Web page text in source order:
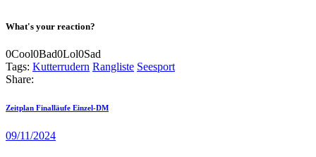
What's your reaction?
0Cool0Bad0Lol0Sad
Tags: Kutterrudern Rangliste Seesport
Share:
Beitragsnavigation
Previous
Zeitplan Finalläufe Einzel-DM
09/11/2024